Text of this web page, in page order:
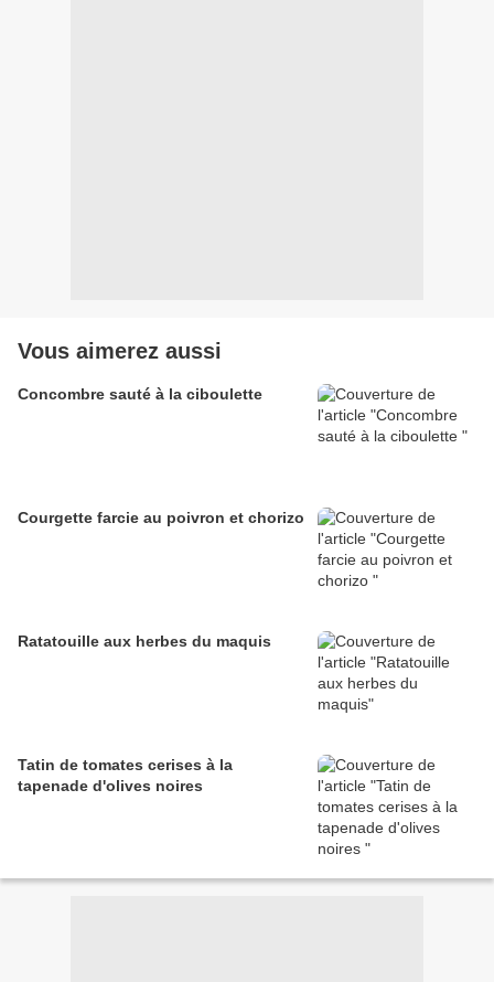
Vous aimerez aussi
Concombre sauté à la ciboulette
Courgette farcie au poivron et chorizo
Ratatouille aux herbes du maquis
Tatin de tomates cerises à la
tapenade d'olives noires